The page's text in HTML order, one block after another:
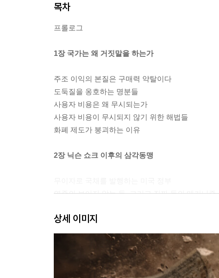
목차
프롤로그
1장 국가는 왜 거짓말을 하는가
주조 이익의 본질은 구매력 약탈이다
도둑질을 옹호하는 명분들
사용자 비용은 왜 무시되는가
사용자 비용이 무시되지 않기 위한 해법들
화폐 제도가 붕괴하는 이유
2장 닉슨 쇼크 이후의 삼각동맹
연준의 보이지 않는 돈, 그리고 진짜 돈의 메커니즘
월가: 예대마진·증권화·파생상품이라는 주조 이익
빅테크의 기술이 사용자 비용을 줄이다
3장 비트코인의 등장과 한계
상세 이미지